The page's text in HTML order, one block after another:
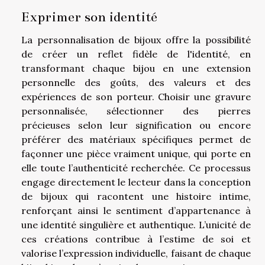
Exprimer son identité
La personnalisation de bijoux offre la possibilité
de créer un reflet fidèle de l'identité, en
transformant chaque bijou en une extension
personnelle des goûts, des valeurs et des
expériences de son porteur. Choisir une gravure
personnalisée, sélectionner des pierres
précieuses selon leur signification ou encore
préférer des matériaux spécifiques permet de
façonner une pièce vraiment unique, qui porte en
elle toute l’authenticité recherchée. Ce processus
engage directement le lecteur dans la conception
de bijoux qui racontent une histoire intime,
renforçant ainsi le sentiment d’appartenance à
une identité singulière et authentique. L’unicité de
ces créations contribue à l’estime de soi et
valorise l’expression individuelle, faisant de chaque